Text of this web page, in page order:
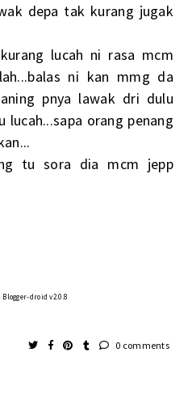
depa tak kurang jugak
lucah ni rasa mcm
ni kan mmg da
pnya lawak dri dulu
orang penang
tu sora dia mcm jepp
droid v2.0.8
0 comments